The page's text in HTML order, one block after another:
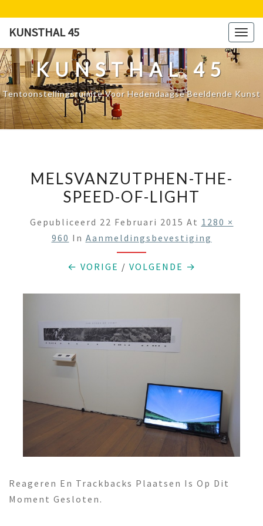
content
KUNSTHAL 45
KUNSTHAL 45
Tentoonstellingsruimte Voor Hedendaagse Beeldende Kunst
MELSVANZUTPHEN-THE-
SPEED-OF-LIGHT
Gepubliceerd 22 Februari 2015 At 1280 ×
960 In Aanmeldingsbevestiging
← VORIGE / VOLGENDE →
Reageren En Trackbacks Plaatsen Is Op Dit
Moment Gesloten.